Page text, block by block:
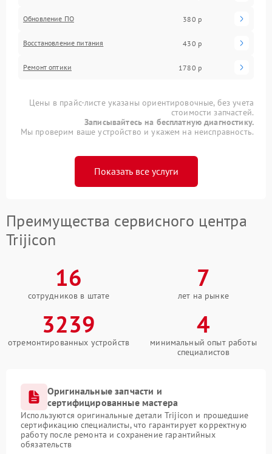
Обновление ПО 380 р
Восстановление питания 430 р
Ремонт оптики 1780 р
Цены в прайс-листе указаны ориентировочные, без учета
стоимости запчастей.
Записывайтесь на бесплатную диагностику.
Мы проверим ваше устройство и укажем на неисправность.
Показать все услуги
Преимущества сервисного центра
Trijicon
16
сотрудников в штате
7
лет на рынке
3239
отремонтированных устройств
4
минимальный опыт работы
специалистов
Оригинальные запчасти и
сертифицированные мастера
Используются оригинальные детали Trijicon и прошедшие
сертификацию специалисты, что гарантирует корректную
работу после ремонта и сохранение гарантийных
обязательств